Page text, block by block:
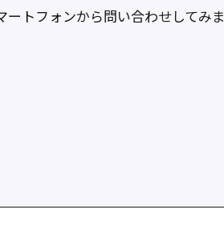
トフォンから問い合わせしてみ